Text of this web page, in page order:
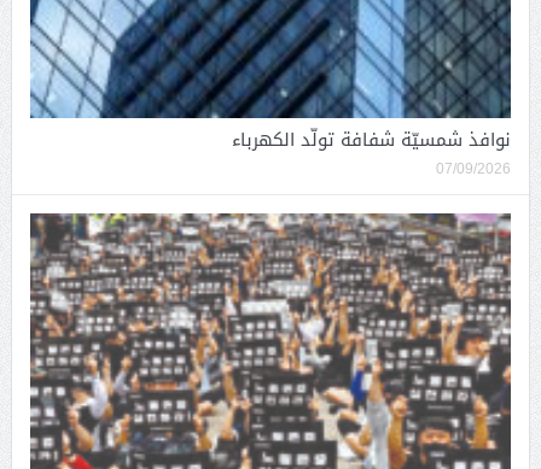
نوافذ شمسيّة شفافة تولّد الكهرباء
07/09/2026